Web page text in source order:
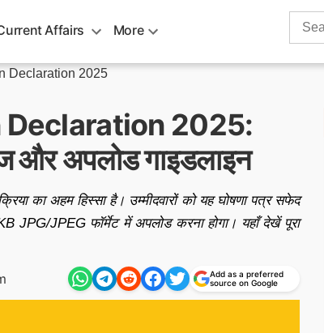
Affairs More
Search
Declaration 2025
2025:
और अपलोड गाइडलाइन
का अहम हिस्सा है। उम्मीदवारों को यह घोषणा पत्र सफेद
JPG/JPEG फॉर्मेट में अपलोड करना होगा। यहाँ देखें पूरा
Add as a preferred
source on Google